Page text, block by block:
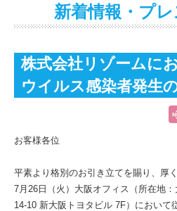
新着情報・プ
株式会社リゾームに
ウイルス感染者発生
お客様各位
平素より格別のお引き立てを賜り、厚
7月26日（火）大阪オフィス（所在地
14-10 新大阪トヨタビル 7F）において